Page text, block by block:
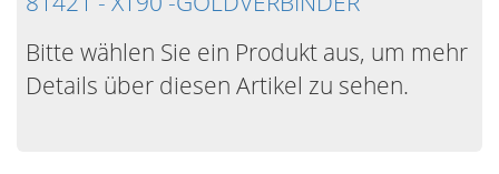
Bitte wählen Sie ein Produkt aus, um mehr
Details über diesen Artikel zu sehen.